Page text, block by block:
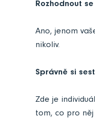
Rozhodnout se
Ano, jenom
nikoliv.
Správně si
Zde je
tom, co pro něj